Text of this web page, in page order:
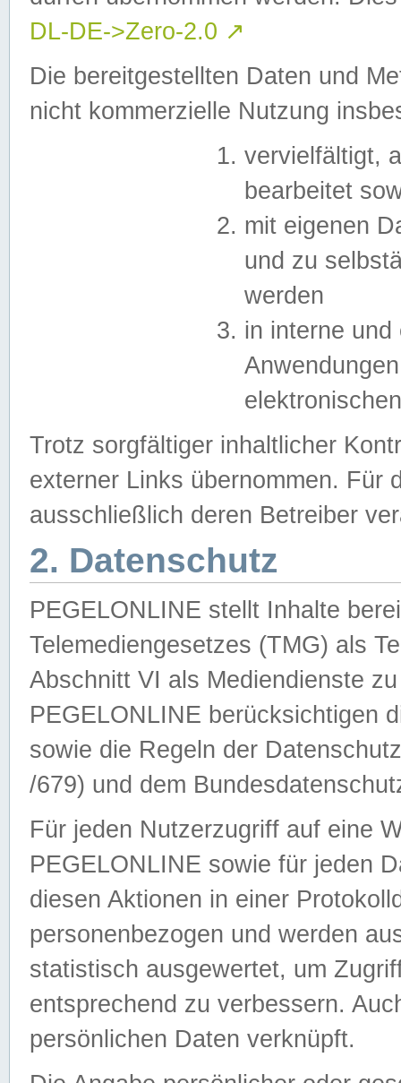
DL-DE->Zero-2.0 ↗
Die bereitgestellten Daten und
nicht kommerzielle Nutzung
vervielfältigt,
bearbeitet
mit eigenen
und zu
werden
in interne
Trotz sorgfältiger inhaltlicher
externer Links übernommen. Für
ausschließlich deren Betreiber
2. Datenschutz
PEGELONLINE stellt Inhalte
Telemediengesetzes (TMG) als
Abschnitt VI als Mediendienste
PEGELONLINE berücksichtigen
sowie die Regeln der
/679) und dem
Für jeden Nutzerzugriff auf eine
PEGELONLINE sowie für jeden
diesen Aktionen in einer
personenbezogen und werden
statistisch ausgewertet, um
entsprechend zu verbessern.
persönlichen Daten verknüpft.